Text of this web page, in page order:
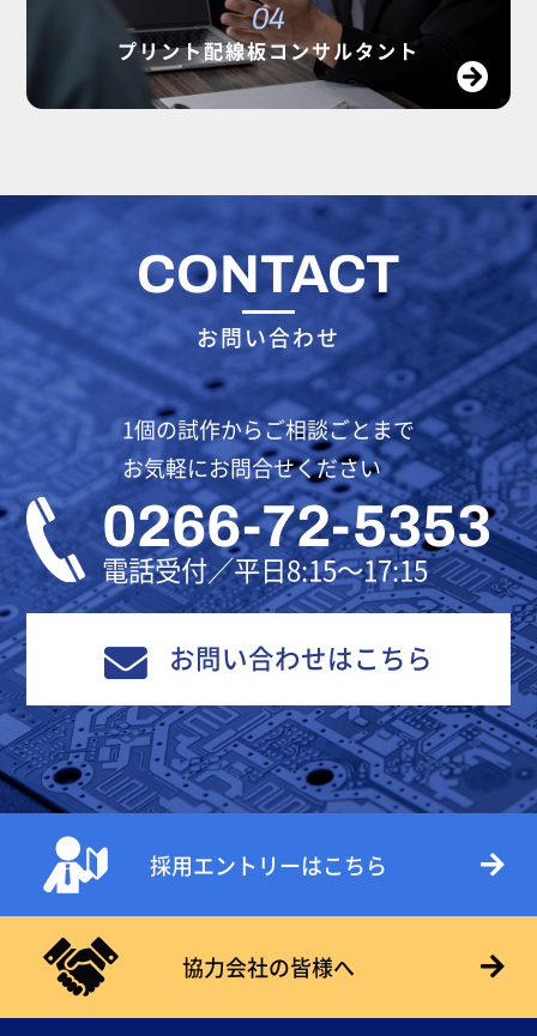
04
プリント配線板コンサルタント
CONTACT
お問い合わせ
1個の試作からご相談ごとまで
お気軽にお問合せください
0266-72-5353
電話受付／平日8:15～17:15
お問い合わせはこちら
採用エントリーはこちら
協力会社の皆様へ